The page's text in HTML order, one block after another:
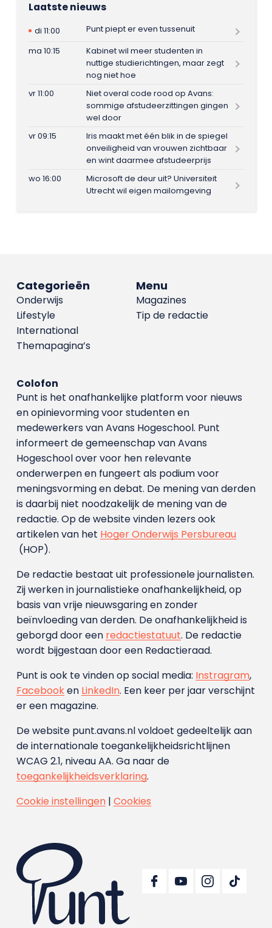
Laatste nieuws
di 11:00
Punt piept er even tussenuit
ma 10:15
Kabinet wil meer studenten in
nuttige studierichtingen, maar zegt
nog niet hoe
vr 11:00
Niet overal code rood op Avans:
sommige afstudeerzittingen gingen
wel door
vr 09:15
Iris maakt met één blik in de spiegel
onveiligheid van vrouwen zichtbaar
en wint daarmee afstudeerprijs
wo 16:00
Microsoft de deur uit? Universiteit
Utrecht wil eigen mailomgeving
Menu
Magazines
Tip de redactie
Categorieën
Onderwijs
Lifestyle
International
Themapagina’s
Colofon
Punt is het onafhankelijke platform voor nieuws
en opinievorming voor studenten en
medewerkers van Avans Hoge­school. Punt
informeert de gemeenschap van Avans
Hogeschool over voor hen relevante
onderwerpen en fungeert als podium voor
meningsvorming en debat. De mening van derden
is daarbij niet noodzakelijk de mening van de
redactie. Op de website vinden lezers ook
artikelen van het Hoger Onderwijs Persbureau
(HOP).
De redactie bestaat uit professionele journalisten.
Zij werken in journalistieke onafhankelijkheid, op
basis van vrije nieuwsgaring en zonder
beïnvloeding van derden. De onafhankelijkheid is
geborgd door een redactiestatuut. De redactie
wordt bijgestaan door een Redactieraad.
Punt is ook te vinden op social media: Instragram,
Facebooken LinkedIn. Een keer per jaar verschijnt
er een magazine.
De website punt.avans.nl voldoet gedeeltelijk aan
de internationale toegankelijkheidsrichtlijnen
WCAG 2.1, niveau AA. Ga naar de
toegankelijkheidsverklaring.
Cookie instellingen| Cookies